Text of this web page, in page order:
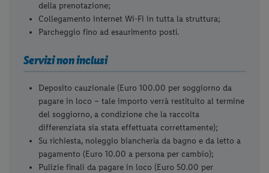
della prenotazione;
Collegamento internet Wi-Fi in tutta la struttura;
Parcheggio fino ad esaurimento posti.
Servizi non inclusi
Deposito cauzionale (Euro 100.00 per soggiorno da
pagare in loco – tale importo verrà restituito al termine
del soggiorno, a condizione che la raccolta
differenziata sia stata effettuata correttamente);
Su richiesta, noleggio biancheria da bagno e da letto a
pagamento (Euro 10.00 a persona per cambio);
Pulizie finali da pagare in loco (Euro 50.00 per